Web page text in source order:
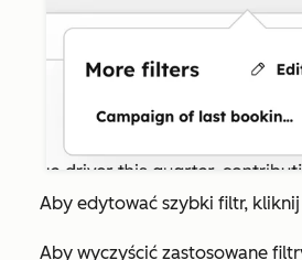
Aby edytować szybki filtr, kliknij
Aby wyczyścić zastosowane